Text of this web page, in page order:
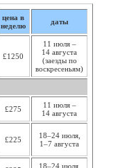
цена в
неделю
даты
£1250
11 июля –
14 августа
(заезды по
воскресеньям)
£275
11 июля –
14 августа
£225
18–24 июля,
1–7 августа
18–24 июля,